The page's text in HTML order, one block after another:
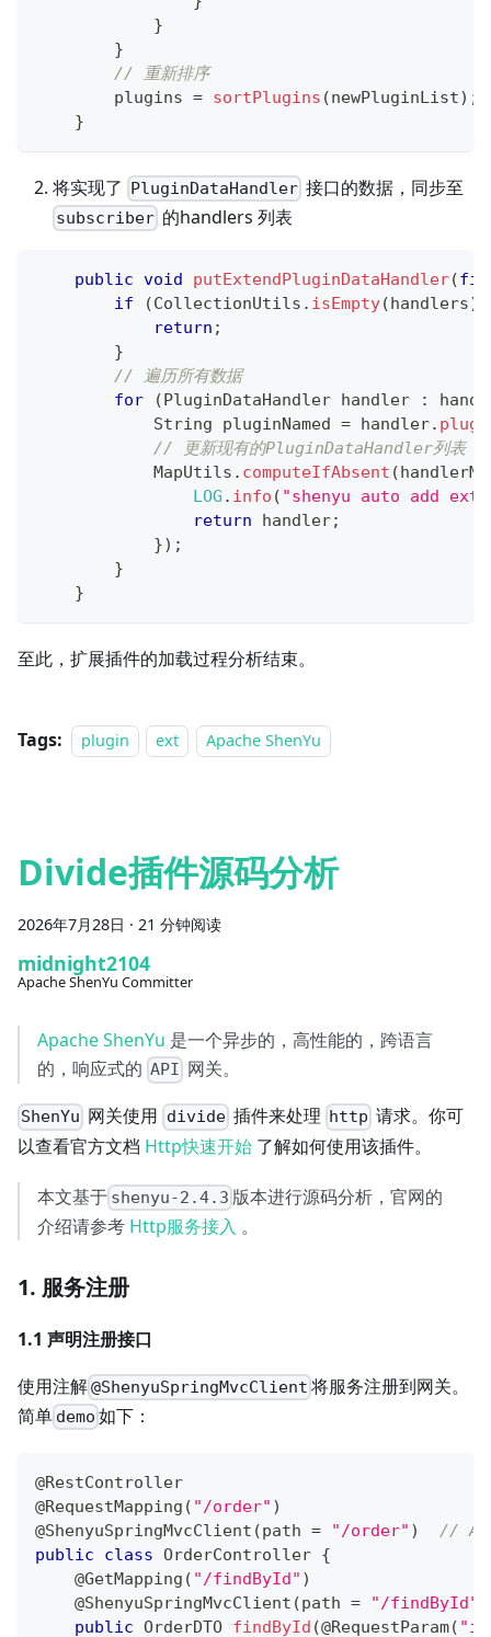
}
}
// 重新排序
        plugins
= sortPlugins (newPluginList) ;
}
将实现了 PluginDataHandler 接口的数据，同步至
subscriber 的handlers 列表
public void putExtendPluginDataHandler(
if
(CollectionUtils . isEmpty(handlers)
return ;
}
// 遍历所有数据
for
(PluginDataHandler handler :
String pluginNamed = handler.
// 更新现有的PluginDataHandler列表
MapUtils . computeIfAbsent (
LOG . info ( "shenyu auto add
return handler;
}) ;
}
}
至此，扩展插件的加载过程分析结束。
Tags: plugin ext Apache ShenYu
Divide插件源码分析
2026年7月28日 · 21 分钟阅读
midnight2104
Apache ShenYu Committer
Apache ShenYu 是一个异步的，高性能的，跨语言
的，响应式的 API 网关。
ShenYu 网关使用 divide插件来处理 http 请求。你可
以查看官方文档 Http快速开始 了解如何使用该插件。
本文基于 shenyu-2.4.3 版本进行源码分析，官网的
介绍请参考 Http服务接入 。
1. 服务注册
1.1 声明注册接口
使用注解@ShenyuSpringMvcClient 将服务注册到网关。
简单 demo 如下：
@RestController
@RequestMapping ( "/order" )
@ShenyuSpringMvcClient (path = "/order" )
//
public
class OrderController {
@GetMapping ( "/findById" )
@ShenyuSpringMvcClient (path = "/findById"
public OrderDTO findById (@RequestParam(